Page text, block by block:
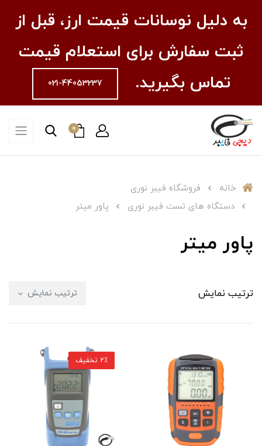
به دلیل نوسانات قیمت ارز، قبل از
ثبت سفارش برای استعلام قیمت
تماس بگیرید.
021-44053237
0
خانه
فروشگاه فیبر نوری
دستگاه های تست فیبر نوری
پاور میتر
پاور میتر
ترتیب نمایش ترتیب نمایش
2٪ تخفیف